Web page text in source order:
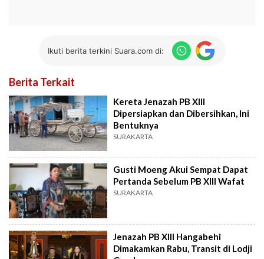
Ikuti berita terkini Suara.com di:
Berita Terkait
Kereta Jenazah PB XIII
Dipersiapkan dan Dibersihkan, Ini
Bentuknya
SURAKARTA
Gusti Moeng Akui Sempat Dapat
Pertanda Sebelum PB XIII Wafat
SURAKARTA
Jenazah PB XIII Hangabehi
Dimakamkan Rabu, Transit di Lodji